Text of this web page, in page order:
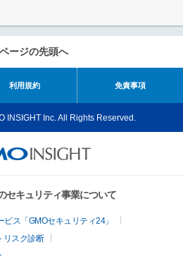
ページの先頭へ
利用規約 免責事項
INSIGHT Inc. All Rights Reserved.
セキュリティ事業について
ス「GMOセキュリティ24」
リスク診断